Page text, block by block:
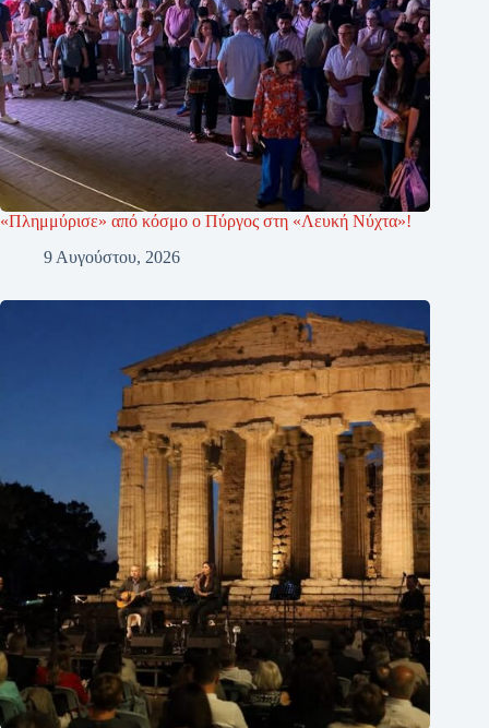
«Πλημμύρισε» από κόσμο ο Πύργος στη «Λευκή Νύχτα»!
9 Αυγούστου, 2026